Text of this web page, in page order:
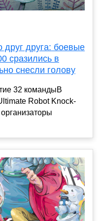
друг друга: боевые
сразились в
снесли голову
32 командыВ
Robot Knock-